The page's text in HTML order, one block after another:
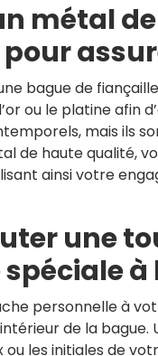
métal
bague de
ou le platine afin
mais ils
de haute qualité,
ainsi votre
une
à
personnelle à
de la
les initiales de